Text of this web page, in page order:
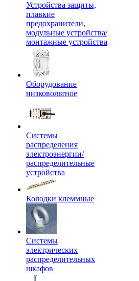
Устройства защиты,
плавкие
предохранители,
модульные устройства/
монтажные устройства
Оборудование
низковольтное
Системы
распределения
электроэнергии/
распределительные
устройства
Колодки клеммные
Системы
электрических
распределительных
шкафов